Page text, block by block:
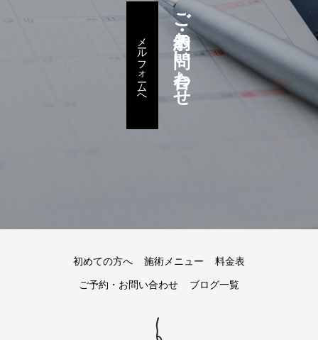
ご予約・お問い合わせ
メールフォームへ
初めての方へ 施術メニュー 料金表
ご予約・お問い合わせ ブログ一覧